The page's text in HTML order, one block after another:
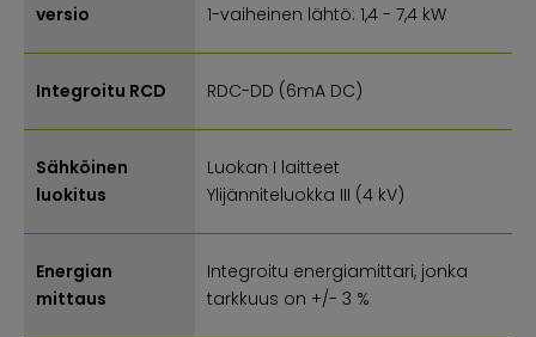
versio
1-vaiheinen lähtö: 1,4 - 7,4 kW
Integroitu RCD RDC-DD (6mA DC)
Sähköinen
luokitus
Luokan I laitteet
Ylijänniteluokka III (4 kV)
Energian
mittaus
Integroitu energiamittari, jonka
tarkkuus on +/- 3 %